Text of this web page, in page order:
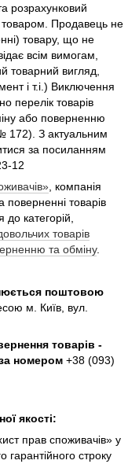
розрахунковий
Продавець не
товару, що не
всім вимогам,
товарний вигляд,
і т.і.) Виключення
перелік товарів
або поверненню
172). З актуальним
за посиланням
12
, компанія
поверненні товарів
категорій,
товарів
та обміну.
поштовою
м. Київ, вул.
товарів -
номером +38 (093)
якості:
прав споживачів» у
гарантійного строку